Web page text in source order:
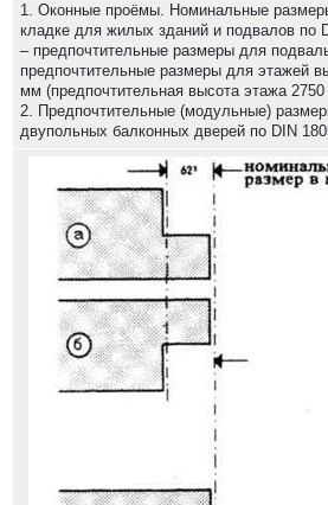
1. Оконные проёмы. Номинальные
кладке для жилых зданий и подвалов по
– предпочтительные размеры для
предпочтительные размеры для этажей
мм (предпочтительная высота этажа
2. Предпочтительные (модульные)
двупольных балконных дверей по DIN